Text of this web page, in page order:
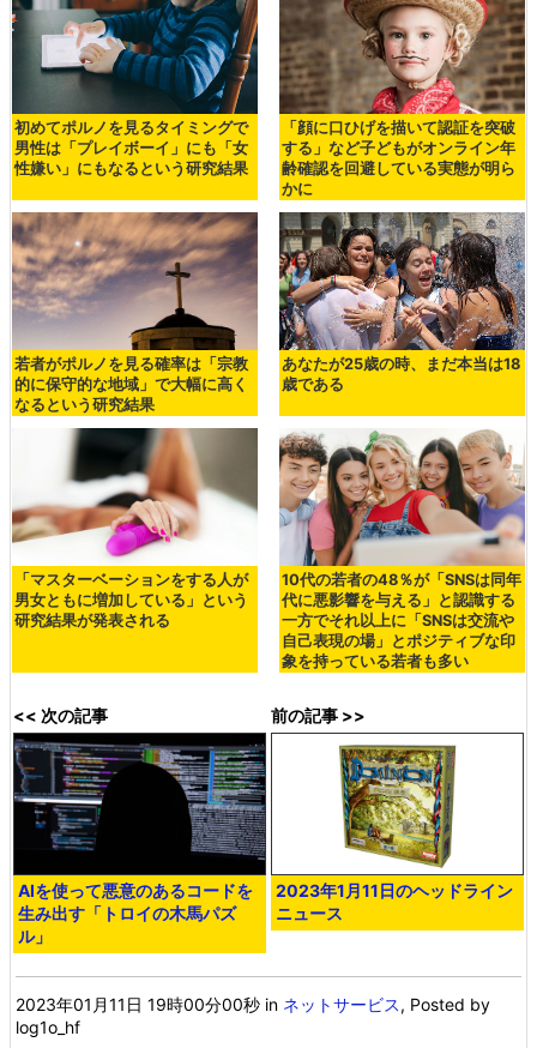
初めてポルノを見るタイミングで
男性は「プレイボーイ」にも「女
性嫌い」にもなるという研究結果
「顔に口ひげを描いて認証を突破
する」など子どもがオンライン年
齢確認を回避している実態が明ら
かに
若者がポルノを見る確率は「宗教
的に保守的な地域」で大幅に高く
なるという研究結果
あなたが25歳の時、まだ本当は18
歳である
「マスターベーションをする人が
男女ともに増加している」という
研究結果が発表される
10代の若者の48％が「SNSは同年
代に悪影響を与える」と認識する
一方でそれ以上に「SNSは交流や
自己表現の場」とポジティブな印
象を持っている若者も多い
<< 次の記事
AIを使って悪意のあるコードを
生み出す「トロイの木馬パズ
ル」
前の記事 >>
2023年1月11日のヘッドライン
ニュース
2023年01月11日 19時00分00秒 in ネットサービス, Posted by
log1o_hf